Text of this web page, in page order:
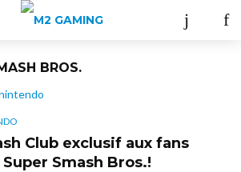
BROS.
Club exclusif aux fans
Smash Bros.!